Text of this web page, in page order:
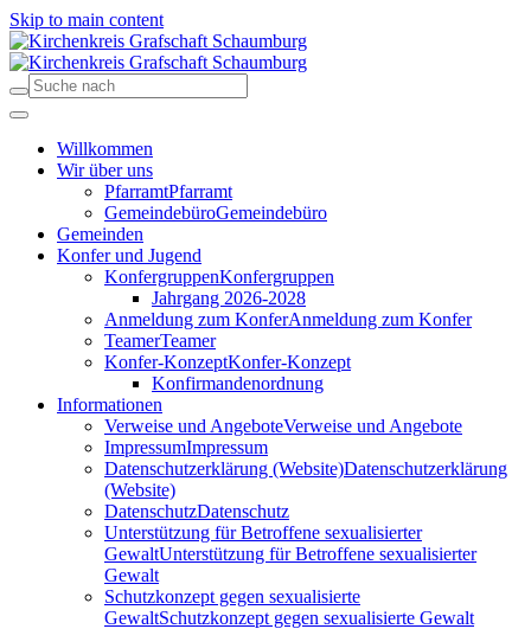
Skip to main content
Willkommen
Wir über uns
PfarramtPfarramt
GemeindebüroGemeindebüro
Gemeinden
Konfer und Jugend
KonfergruppenKonfergruppen
Jahrgang 2026-2028
Anmeldung zum KonferAnmeldung zum Konfer
TeamerTeamer
Konfer-KonzeptKonfer-Konzept
Konfirmandenordnung
Informationen
Verweise und AngeboteVerweise und Angebote
ImpressumImpressum
Datenschutzerklärung (Website)Datenschutzerklärung
(Website)
DatenschutzDatenschutz
Unterstützung für Betroffene sexualisierter
GewaltUnterstützung für Betroffene sexualisierter
Gewalt
Schutzkonzept gegen sexualisierte
GewaltSchutzkonzept gegen sexualisierte Gewalt